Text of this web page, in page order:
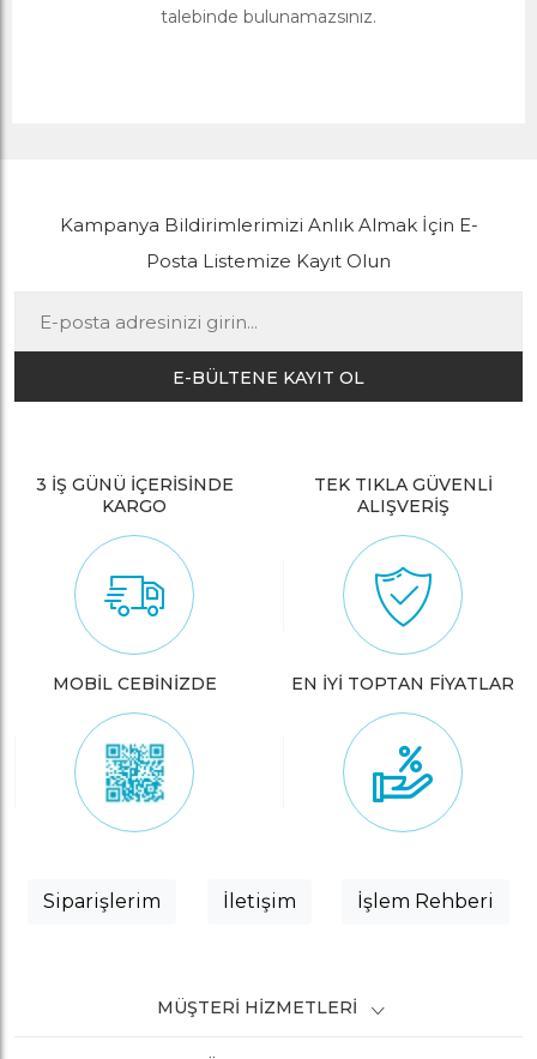
talebinde bulunamazsınız.
Kampanya Bildirimlerimizi Anlık Almak İçin E-
Posta Listemize Kayıt Olun
E-BÜLTENE KAYIT OL
3 İŞ GÜNÜ İÇERİSİNDE
KARGO
TEK TIKLA GÜVENLİ
ALIŞVERİŞ
MOBİL CEBİNİZDE EN İYİ TOPTAN FİYATLAR
Siparişlerim İletişim İşlem Rehberi
MÜŞTERI HIZMETLERI